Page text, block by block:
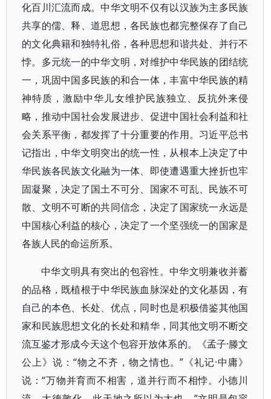
化百川汇流而成。中华文明不仅有以汉族为主多民族
共享的儒、释、道思想，各民族也都完整保存了自己
的文化典籍和独特礼俗，各种思想和谐共处、并行不
悖。多元统一的中华文明，对维护中华民族的团结统
一，巩固中国多民族的和合一体，丰富中华民族的精
神特质，激励中华儿女维护民族独立、反抗外来侵
略，推动中国社会发展进步、促进中国社会利益和社
会关系平衡，都发挥了十分重要的作用。习近平总书
记指出，中华文明突出的统一性，从根本上决定了中
华民族各民族文化融为一体、即使遭遇重大挫折也牢
固凝聚，决定了国土不可分、国家不可乱、民族不可
散、文明不可断的共同信念，决定了国家统一永远是
中国核心利益的核心，决定了一个坚强统一的国家是
各族人民的命运所系。
中华文明具有突出的包容性。中华文明兼收并蓄
的品格，既植根于中华民族血脉深处的文化基因，有
自己的本色、长处、优点，同时也是积极借鉴其他国
家和民族思想文化的长处和精华，同其他文明不断交
流互鉴才形成今天这个包容开放体系的。《孟子·滕文
公上》说：“物之不齐，物之情也。”《礼记·中庸》
说：“万物并育而不相害，道并行而不相悖。小德川